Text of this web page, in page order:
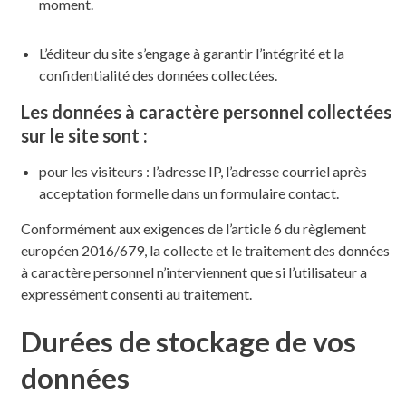
moment.
L’éditeur du site s’engage à garantir l’intégrité et la
confidentialité des données collectées.
Les données à caractère personnel collectées
sur le site sont :
pour les visiteurs : l’adresse IP, l’adresse courriel après
acceptation formelle dans un formulaire contact.
Conformément aux exigences de l’article 6 du règlement
européen 2016/679, la collecte et le traitement des données
à caractère personnel n’interviennent que si l’utilisateur a
expressément consenti au traitement.
Durées de stockage de vos
données